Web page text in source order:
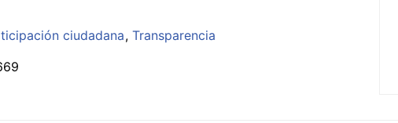
ciudadana Transparencia